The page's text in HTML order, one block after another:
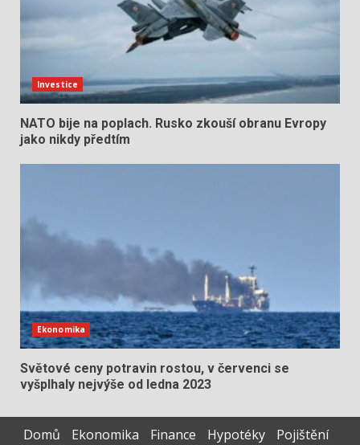
Investice
NATO bije na poplach. Rusko zkouší obranu Evropy
jako nikdy předtím
Ekonomika
Světové ceny potravin rostou, v červenci se
vyšplhaly nejvýše od ledna 2023
Domů Ekonomika Finance Hypotéky Pojištění